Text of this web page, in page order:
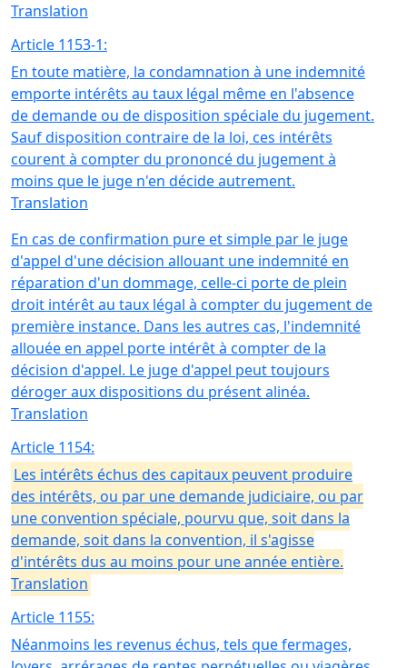
Translation
Article 1153-1:
En toute matière, la condamnation à une indemnité
emporte intérêts au taux légal même en l'absence
de demande ou de disposition spéciale du jugement.
Sauf disposition contraire de la loi, ces intérêts
courent à compter du prononcé du jugement à
moins que le juge n'en décide autrement.
Translation
En cas de confirmation pure et simple par le juge
d'appel d'une décision allouant une indemnité en
réparation d'un dommage, celle-ci porte de plein
droit intérêt au taux légal à compter du jugement de
première instance. Dans les autres cas, l'indemnité
allouée en appel porte intérêt à compter de la
décision d'appel. Le juge d'appel peut toujours
déroger aux dispositions du présent alinéa.
Translation
Article 1154:
Les intérêts échus des capitaux peuvent produire
des intérêts, ou par une demande judiciaire, ou par
une convention spéciale, pourvu que, soit dans la
demande, soit dans la convention, il s'agisse
d'intérêts dus au moins pour une année entière.
Translation
Article 1155:
Néanmoins les revenus échus, tels que fermages,